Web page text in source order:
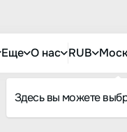
Еще О нас RUB
Здесь вы можете